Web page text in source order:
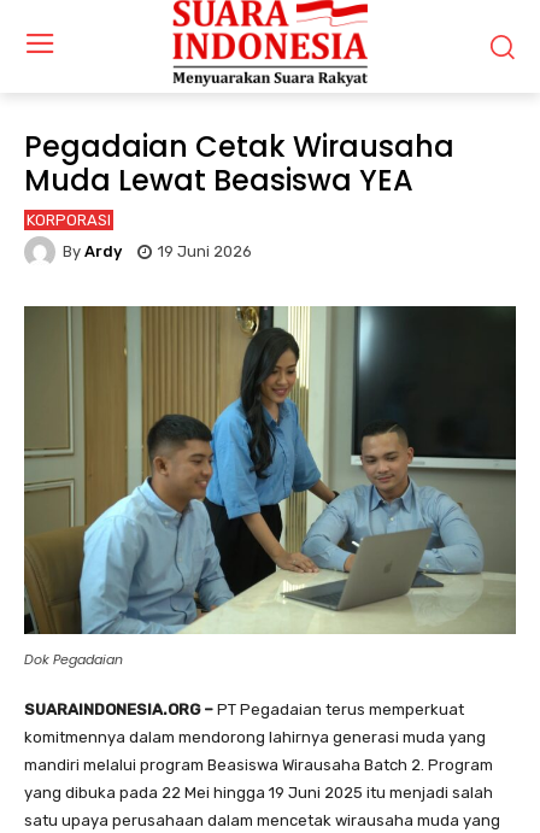
Pegadaian Cetak Wirausaha
Muda Lewat Beasiswa YEA
KORPORASI
By Ardy 19 Juni 2026
Dok Pegadaian
SUARAINDONESIA.ORG – PT Pegadaian terus memperkuat
komitmennya dalam mendorong lahirnya generasi muda yang
mandiri melalui program Beasiswa Wirausaha Batch 2. Program
yang dibuka pada 22 Mei hingga 19 Juni 2025 itu menjadi salah
satu upaya perusahaan dalam mencetak wirausaha muda yang